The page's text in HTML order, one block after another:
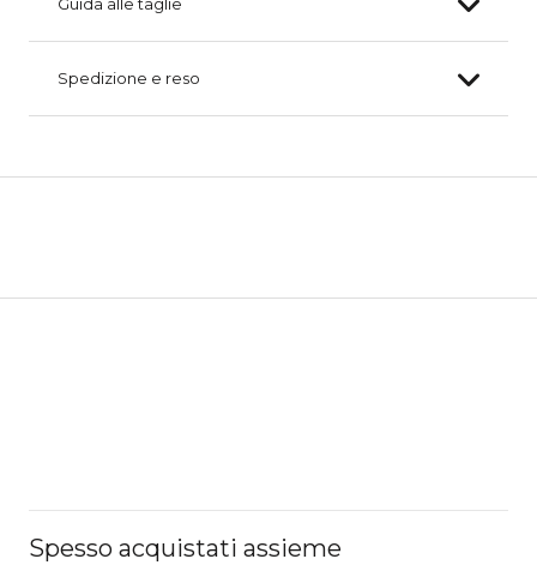
Guida alle taglie
Spedizione e reso
Spesso acquistati assieme